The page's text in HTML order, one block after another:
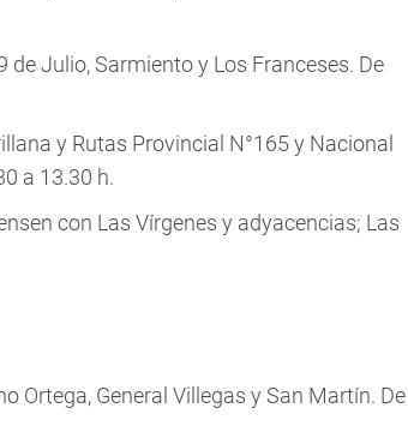
de Julio, Sarmiento y Los Franceses. De
y Rutas Provincial N°165 y Nacional
a 13.30 h.
con Las Vírgenes y adyacencias; Las
Ortega, General Villegas y San Martín. De